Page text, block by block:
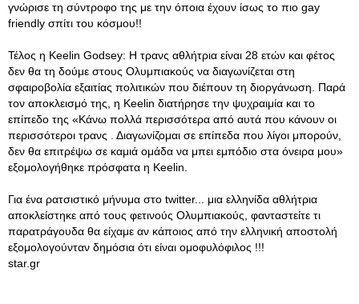
γνώρισε τη σύντροφο της με την όποια έχουν ίσως το πιο gay
friendly σπίτι του κόσμου!!
Τέλος η Keelin Godsey: Η τρανς αθλήτρια είναι 28 ετών και φέτος
δεν θα τη δούμε στους Ολυμπιακούς να διαγωνίζεται στη
σφαιροβολία εξαιτίας πολιτικών που διέπουν τη διοργάνωση. Παρά
τον αποκλεισμό της, η Keelin διατήρησε την ψυχραιμία και το
επίπεδο της «Κάνω πολλά περισσότερα από αυτά που κάνουν οι
περισσότεροι τρανς . Διαγωνίζομαι σε επίπεδα που λίγοι μπορούν,
δεν θα επιτρέψω σε καμιά ομάδα να μπει εμπόδιο στα όνειρα μου»
εξομολογήθηκε πρόσφατα η Keelin.
Για ένα ρατσιστικό μήνυμα στο twitter... μια ελληνίδα αθλήτρια
αποκλείστηκε από τους φετινούς Ολυμπιακούς, φανταστείτε τι
παρατράγουδα θα είχαμε αν κάποιος από την ελληνική αποστολή
εξομολογούνταν δημόσια ότι είναι ομοφυλόφιλος !!!
star.gr